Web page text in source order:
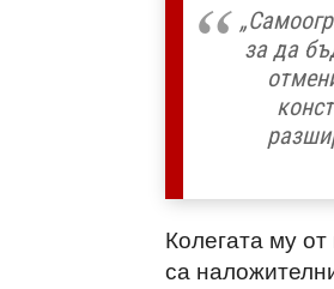
за да
Колегата му
са